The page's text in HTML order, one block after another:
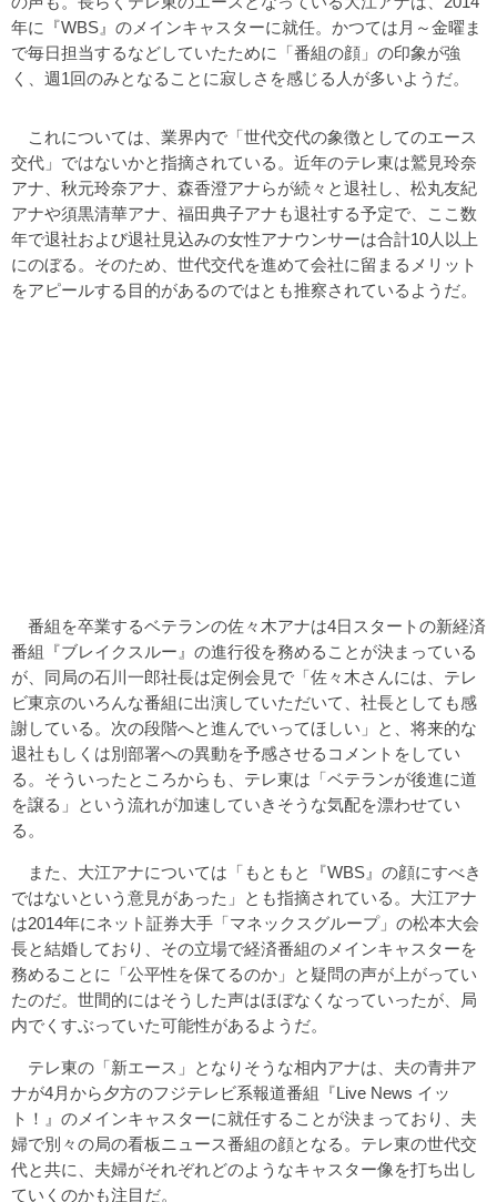
年に『WBS』のメインキャスターに就任。かつては月～金曜ま
で毎日担当するなどしていたために「番組の顔」の印象が強
く、週1回のみとなることに寂しさを感じる人が多いようだ。
これについては、業界内で「世代交代の象徴としてのエース
交代」ではないかと指摘されている。近年のテレ東は鷲見玲奈
アナ、秋元玲奈アナ、森香澄アナらが続々と退社し、松丸友紀
アナや須黒清華アナ、福田典子アナも退社する予定で、ここ数
年で退社および退社見込みの女性アナウンサーは合計10人以上
にのぼる。そのため、世代交代を進めて会社に留まるメリット
をアピールする目的があるのではとも推察されているようだ。
番組を卒業するベテランの佐々木アナは4日スタートの新経済
番組『ブレイクスルー』の進行役を務めることが決まっている
が、同局の石川一郎社長は定例会見で「佐々木さんには、テレ
ビ東京のいろんな番組に出演していただいて、社長としても感
謝している。次の段階へと進んでいってほしい」と、将来的な
退社もしくは別部署への異動を予感させるコメントをしてい
る。そういったところからも、テレ東は「ベテランが後進に道
を譲る」という流れが加速していきそうな気配を漂わせてい
る。
また、大江アナについては「もともと『WBS』の顔にすべき
ではないという意見があった」とも指摘されている。大江アナ
は2014年にネット証券大手「マネックスグループ」の松本大会
長と結婚しており、その立場で経済番組のメインキャスターを
務めることに「公平性を保てるのか」と疑問の声が上がってい
たのだ。世間的にはそうした声はほぼなくなっていったが、局
内でくすぶっていた可能性があるようだ。
テレ東の「新エース」となりそうな相内アナは、夫の青井ア
ナが4月から夕方のフジテレビ系報道番組『Live News イッ
ト！』のメインキャスターに就任することが決まっており、夫
婦で別々の局の看板ニュース番組の顔となる。テレ東の世代交
代と共に、夫婦がそれぞれどのようなキャスター像を打ち出し
ていくのかも注目だ。